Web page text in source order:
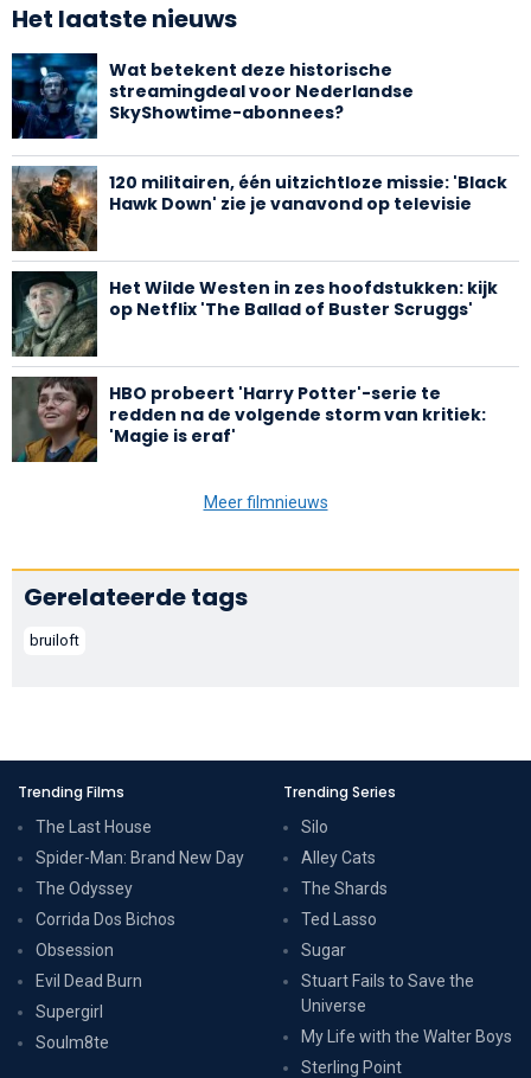
Het laatste nieuws
Wat betekent deze historische
streamingdeal voor Nederlandse
SkyShowtime-abonnees?
120 militairen, één uitzichtloze missie: 'Black
Hawk Down' zie je vanavond op televisie
Het Wilde Westen in zes hoofdstukken: kijk
op Netflix 'The Ballad of Buster Scruggs'
HBO probeert 'Harry Potter'-serie te
redden na de volgende storm van kritiek:
'Magie is eraf'
Meer filmnieuws
Gerelateerde tags
bruiloft
Trending Films
The Last House
Spider-Man: Brand New Day
The Odyssey
Corrida Dos Bichos
Obsession
Evil Dead Burn
Supergirl
Soulm8te
Trending Series
Silo
Alley Cats
The Shards
Ted Lasso
Sugar
Stuart Fails to Save the
Universe
My Life with the Walter Boys
Sterling Point